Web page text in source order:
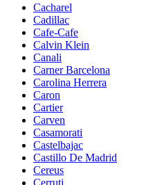
Cacharel
Cadillac
Cafe-Cafe
Calvin Klein
Canali
Carner Barcelona
Carolina Herrera
Caron
Cartier
Carven
Casamorati
Castelbajac
Castillo De Madrid
Cereus
Cerruti